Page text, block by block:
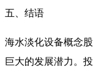
五、结语
海水淡化设备概念
巨大的发展潜力。